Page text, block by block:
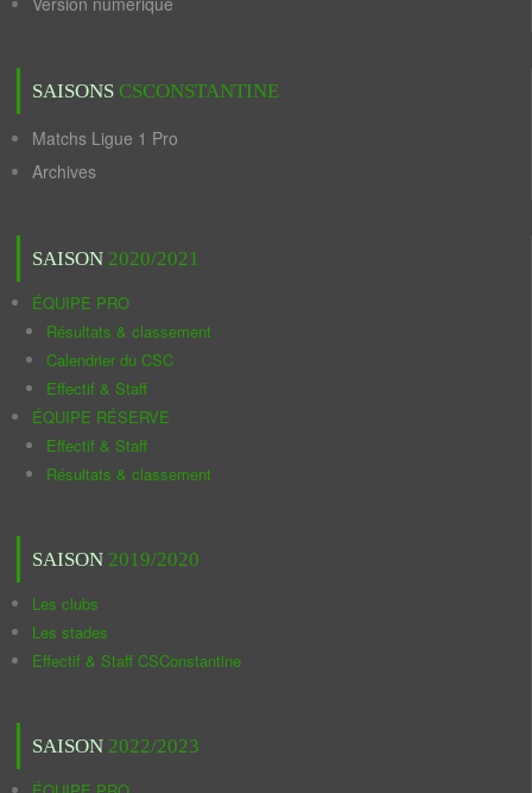
SAISONS CSCONSTANTINE
Matchs Ligue 1 Pro
Archives
SAISON 2020/2021
ÉQUIPE PRO
Résultats & classement
Calendrier du CSC
Effectif & Staff
ÉQUIPE RÉSERVE
Effectif & Staff
Résultats & classement
SAISON 2019/2020
Les clubs
Les stades
Effectif & Staff CSConstantine
SAISON 2022/2023